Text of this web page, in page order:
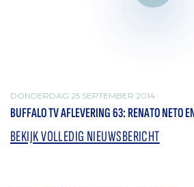
DONDERDAG 25 SEPTEMBER 2014
BUFFALO TV AFLEVERING 63: RENATO NETO
BEKIJK VOLLEDIG NIEUWSBERICHT